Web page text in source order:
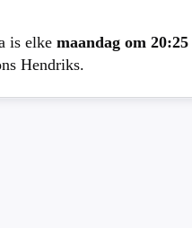
is elke maandag om 20:25
Hendriks.